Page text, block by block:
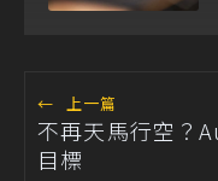
← 上一篇
不再天馬行空？
目標